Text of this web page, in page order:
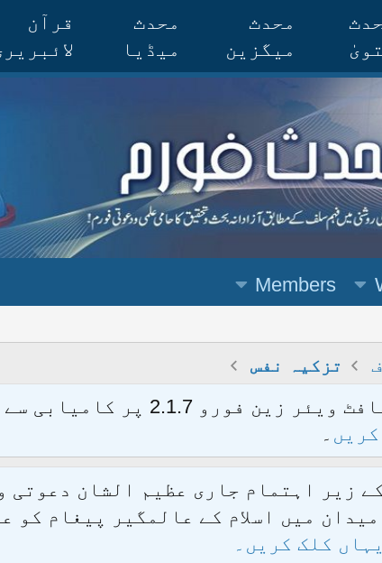
محدث
میگزین
محدث
میڈیا
قرآن
Members
تزکیہ نفس
الحمدللہ محدث فورم کو
۔
کے زیر اہتمام جاری عظیم الشان دعوتی
میں اسلام کے عالمگیر پیغام کو
یہاں کلک کریں۔